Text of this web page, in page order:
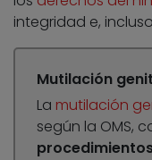
integridad e,
Mutilación
La mutilación
según la OMS,